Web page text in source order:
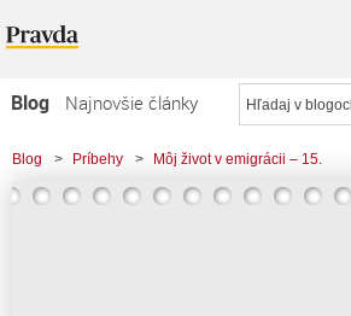
Blog
Najnovšie články
Najčítanejšie články
Najkomentovanejšie články
Blog > Príbehy > Môj život v emigrácii – 15.